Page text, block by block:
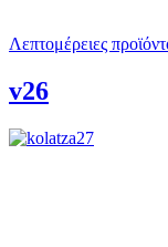
Λεπτομέρειες
v26